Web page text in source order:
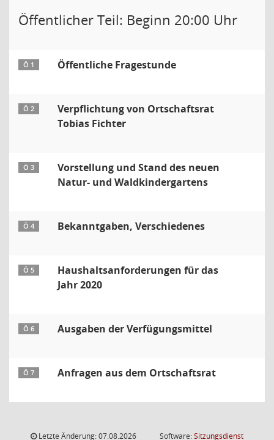
Öffentlicher Teil: Beginn 20:00 Uhr
Ö 1 Öffentliche Fragestunde
Ö 2
Verpflichtung von Ortschaftsrat
Tobias Fichter
Ö 3
Vorstellung und Stand des neuen
Natur- und Waldkindergartens
Ö 4 Bekanntgaben, Verschiedenes
Ö 5
Haushaltsanforderungen für das
Jahr 2020
Ö 6 Ausgaben der Verfügungsmittel
Ö 7 Anfragen aus dem Ortschaftsrat
Letzte Änderung: 07.08.2026 Software:Sitzungsdienst